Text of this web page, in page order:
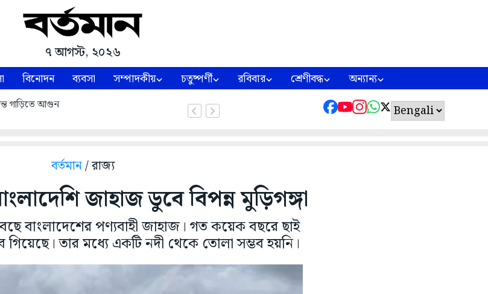
৭ আগস্ট, ২০২৬
বিনোদন ব্যবসা সম্পাদকীয় চতুষ্পর্ণী রবিবার শ্রেণীবদ্ধ অন্যান্য
গাড়িতে আগুন
বর্তমান/ রাজ্য
জাহাজ ডুবে বিপন্ন মুড়িগঙ্গা
বাংলাদেশের পণ্যবাহী জাহাজ। গত কয়েক বছরে ছাই
তার মধ্যে একটি নদী থেকে তোলা সম্ভব হয়নি।